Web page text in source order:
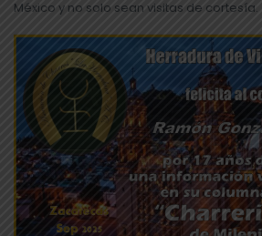
México y no solo sean visitas de cortesía.